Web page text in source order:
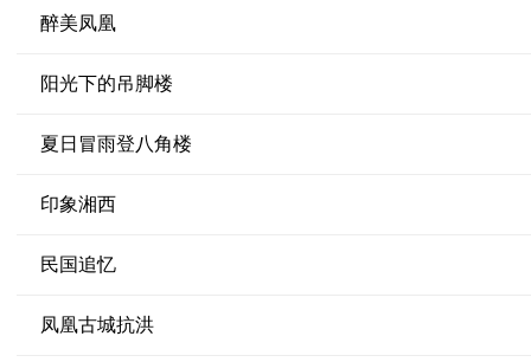
醉美凤凰
阳光下的吊脚楼
夏日冒雨登八角楼
印象湘西
民国追忆
凤凰古城抗洪